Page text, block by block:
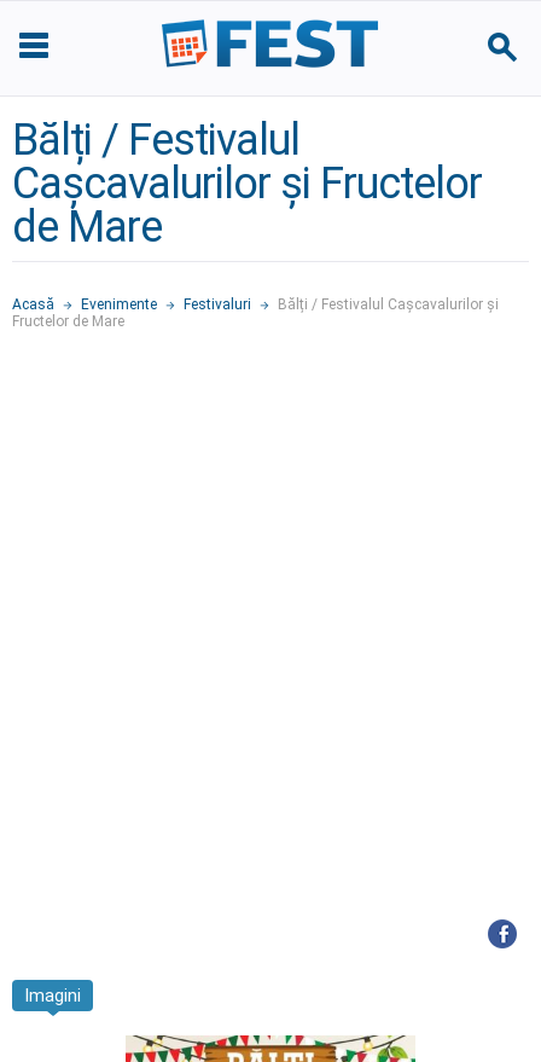
Bălți / Festivalul
Cașcavalurilor și Fructelor
de Mare
Acasă Evenimente Festivaluri
Bălți / Festivalul Cașcavalurilor și
Fructelor de Mare
Imagini